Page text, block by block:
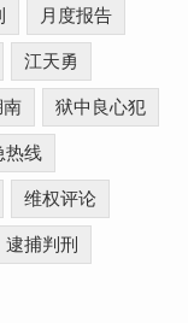
月度报告
江天勇
狱中良心犯
热线
维权评论
逮捕判刑